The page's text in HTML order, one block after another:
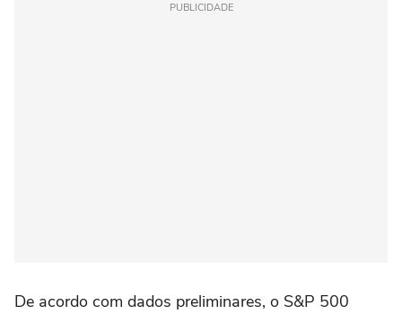
PUBLICIDADE
De acordo com dados preliminares, o S&P 500